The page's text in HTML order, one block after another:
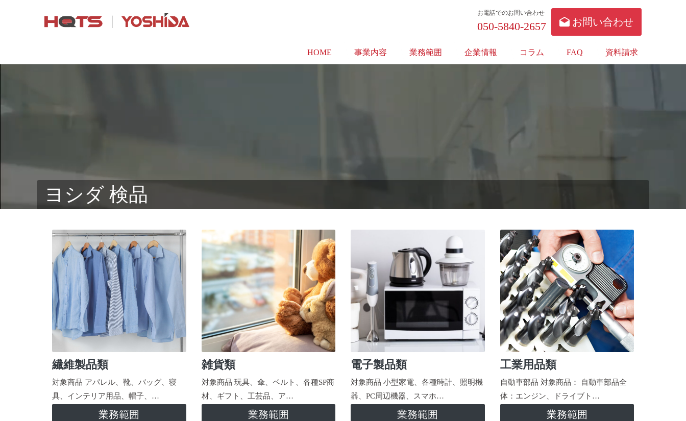
お電話でのお問い合わせ
050-5840-2657 お問い合わせ
HOME 事業内容 業務範囲 企業情報 コラム FAQ 資料請求
ヨシダ 検品
繊維製品類
対象商品 アパレル、靴、バッグ、寝
具、インテリア用品、帽子、…
業務範囲
雑貨類
対象商品 玩具、傘、ベルト、各種SP商
材、ギフト、工芸品、ア…
業務範囲
電子製品類
対象商品 小型家電、各種時計、照明機
器、PC周辺機器、スマホ…
業務範囲
工業用品類
自動車部品 対象商品： 自動車部品全
体：エンジン、ドライブト…
業務範囲